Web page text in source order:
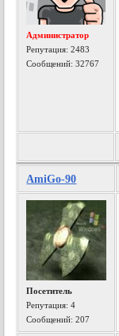
Администратор
Репутация:2483
Сообщений: 32767
AmiGo-90
Посетитель
Репутация:4
Сообщений: 207